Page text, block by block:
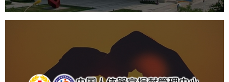
中国人体器官捐献管理中心